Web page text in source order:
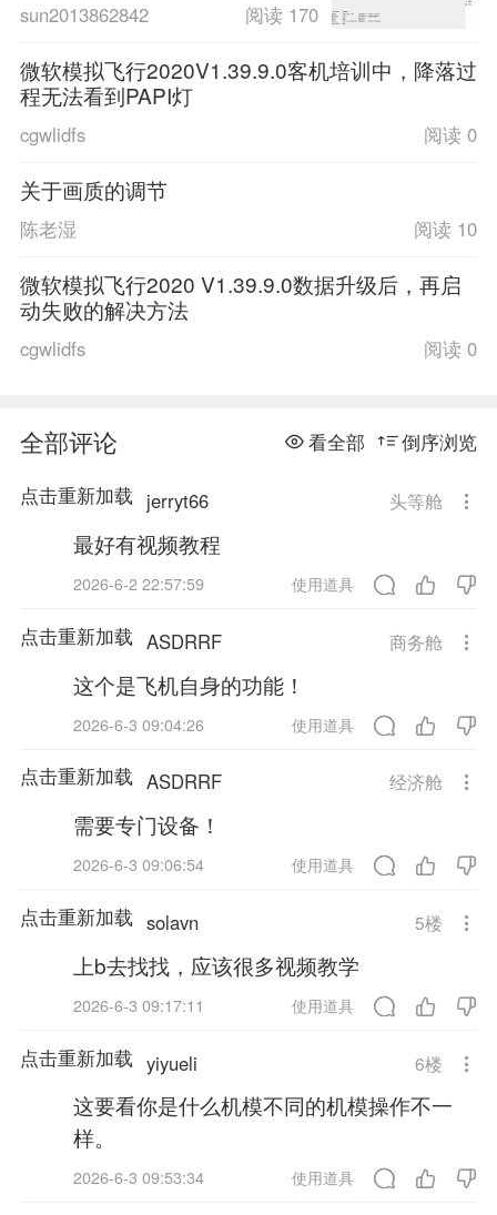
sun2013862842 阅读 170
微软模拟飞行2020V1.39.9.0客机培训中，降落过
程无法看到PAPI灯
cgwlidfs 阅读 0
关于画质的调节
陈老湿 阅读 10
微软模拟飞行2020 V1.39.9.0数据升级后，再启
动失败的解决方法
cgwlidfs 阅读 0
全部评论 倒序浏览
看全部
点击重新加载
头等舱
jerryt66
最好有视频教程
2026-6-2 22:57:59 使用道具
点击重新加载 商务舱
ASDRRF
这个是飞机自身的功能！
2026-6-3 09:04:26 使用道具
点击重新加载 经济舱
ASDRRF
需要专门设备！
2026-6-3 09:06:54 使用道具
点击重新加载 5楼
solavn
上b去找找，应该很多视频教学
2026-6-3 09:17:11 使用道具
点击重新加载 6楼
yiyueli
这要看你是什么机模不同的机模操作不一
样。
2026-6-3 09:53:34 使用道具